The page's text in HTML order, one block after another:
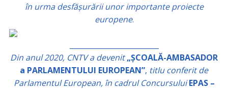
în urma desfășurării unor importante proiecte
europene.
Din anul 2020, CNTV a devenit „ȘCOALĂ-AMBASADOR
a PARLAMENTULUI EUROPEAN”, titlu conferit de
Parlamentul European, în cadrul Concursului EPAS –